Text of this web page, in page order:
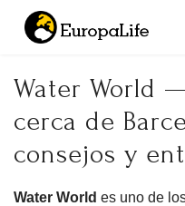
Water World
cerca de
consejos y
Water World es uno de